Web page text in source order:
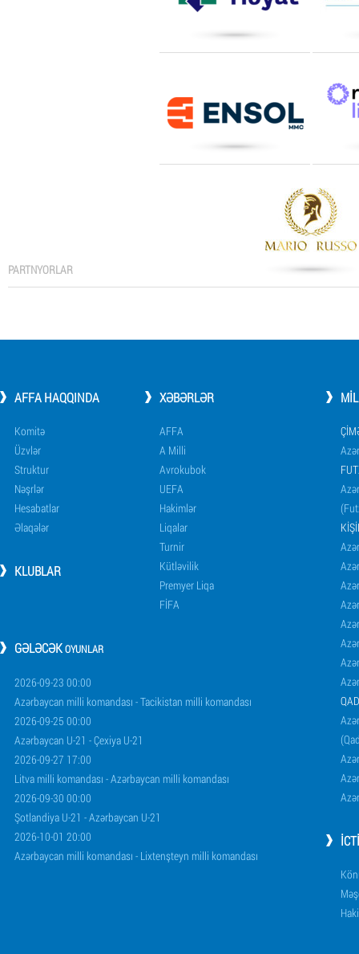
PARTNYORLAR
AFFA HAQQINDA
Komitə
Üzvlər
Struktur
Nəşrlər
Hesabatlar
Əlaqələr
KLUBLAR
XƏBƏRLƏR
AFFA
A Milli
Avrokubok
UEFA
Hakimlər
Liqalar
Turnir
Kütləvilik
Premyer Liqa
FİFA
GƏLƏCƏKOYUNLAR
2026-09-23 00:00
Azərbaycan milli komandası - Tacikistan milli komandası
2026-09-25 00:00
Azərbaycan U-21 - Çexiya U-21
2026-09-27 17:00
Litva milli komandası - Azərbaycan milli komandası
2026-09-30 00:00
Şotlandiya U-21 - Azərbaycan U-21
2026-10-01 20:00
Azərbaycan milli komandası - Lixtenşteyn milli komandası